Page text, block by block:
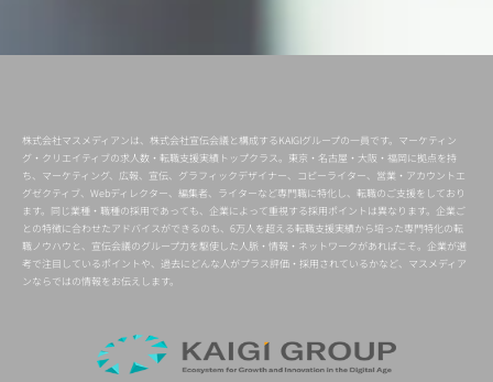
株式会社マスメディアンは、株式会社宣伝会議と構成するKAIGIグループの一員です。マーケティン
グ・クリエイティブの求人数・転職支援実績トップクラス。東京・名古屋・大阪・福岡に拠点を持
ち、マーケティング、広報、宣伝、グラフィックデザイナー、コピーライター、営業・アカウントエ
グゼクティブ、Webディレクター、編集者、ライターなど専門職に特化し、転職のご支援をしており
ます。同じ業種・職種の採用であっても、企業によって重視する採用ポイントは異なります。企業ご
との特徴に合わせたアドバイスができるのも、6万人を超える転職支援実績から培った専門特化の転
職ノウハウと、宣伝会議のグループ力を駆使した人脈・情報・ネットワークがあればこそ。企業が選
考で注目しているポイントや、過去にどんな人がプラス評価・採用されているかなど、マスメディア
ンならではの情報をお伝えします。